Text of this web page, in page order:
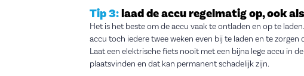
Tip 3:laad de accu regelmatig op, ook
Het is het beste om de accu vaak te ontladen en op te
accu toch iedere twee weken even bij te laden en te
Laat een elektrische fiets nooit met een bijna lege accu in
plaatsvinden en dat kan permanent schadelijk zijn.